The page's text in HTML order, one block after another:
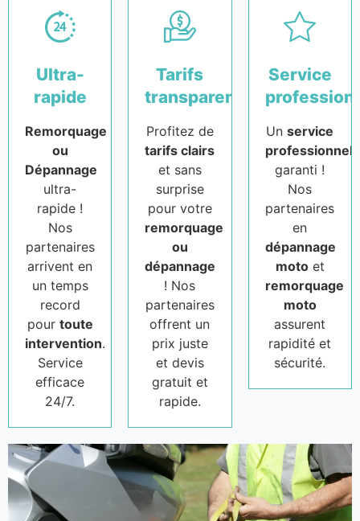
Ultra-
rapide
Remorquage
ou
Dépannage
ultra-
rapide !
Nos
partenaires
arrivent en
un temps
record
pour toute
intervention.
Service
efficace
24/7.
Tarifs
transparents
Profitez de
tarifs clairs
et sans
surprise
pour votre
remorquage
ou
dépannage
! Nos
partenaires
offrent un
prix juste
et devis
gratuit et
rapide.
Service
Unservice
professionnel
garanti !
Nos
partenaires
en
dépannage
motoet
remorquage
moto
assurent
rapidité et
sécurité.